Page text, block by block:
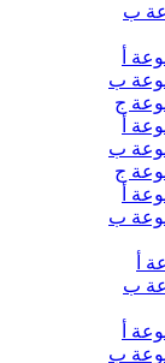
ب
أ
ب